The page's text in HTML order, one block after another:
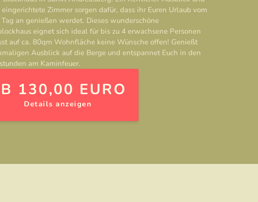
Zimmer sorgen dafür, dass ihr Euren Urlaub vom
an genießen werdet. Dieses wunderschöne
eignet sich ideal für bis zu 4 erwachsene Personen
auf ca. 80qm Wohnfläche keine Wünsche offen! Genießt
Ausblick auf die Berge und entspannet Euch in den
am Kaminfeuer.
130,00 EURO
Details anzeigen